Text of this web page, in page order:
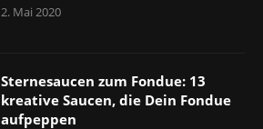
2. Mai 2020
Sternesaucen zum Fondue: 13
kreative Saucen, die Dein Fondue
aufpeppen